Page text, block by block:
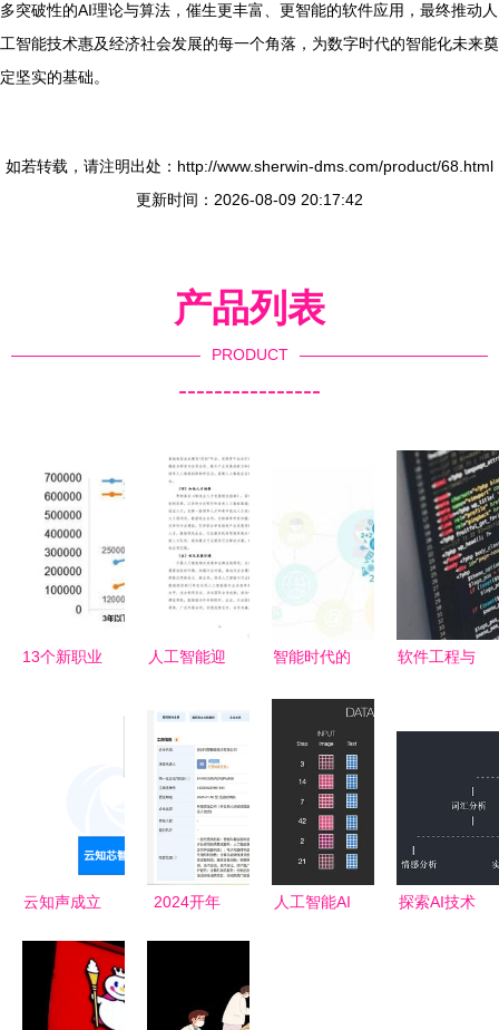
多突破性的AI理论与算法，催生更丰富、更智能的软件应用，最终推动人
工智能技术惠及经济社会发展的每一个角落，为数字时代的智能化未来奠
定坚实的基础。
如若转载，请注明出处：http://www.sherwin-dms.com/product/68.html
更新时间：2026-08-09 20:17:42
产品列表
PRODUCT
----------------
13个新职业
位”时代
人工智能迎
数据局与工
信部联合发
布《促进新
一代人工智
能产业发展
三年行动计
智能时代的
锡报告揭示
AI技术的公
司应用与算
法软件开发
的未來
软件工程与
与人工智能
云知声成立
展公司，全
面布局人工
2024开年
人工智能AI
探索AI技术